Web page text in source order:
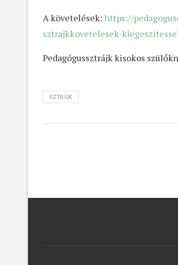
A követelések: https://
sztrajkkovetelesek-
Pedagógussztrájk kisokos
SZTRÁJK